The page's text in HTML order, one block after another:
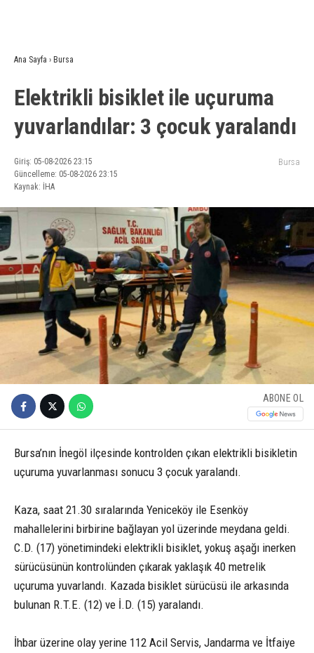
Ana Sayfa › Bursa
Elektrikli bisiklet ile uçuruma
yuvarlandılar: 3 çocuk yaralandı
Giriş: 05-08-2026 23:15
Güncelleme: 05-08-2026 23:15
Kaynak: İHA
Bursa
ABONE OL
Bursa’nın İnegöl ilçesinde kontrolden çıkan elektrikli bisikletin
uçuruma yuvarlanması sonucu 3 çocuk yaralandı.
Kaza, saat 21.30 sıralarında Yeniceköy ile Esenköy
mahallelerini birbirine bağlayan yol üzerinde meydana geldi.
C.D. (17) yönetimindeki elektrikli bisiklet, yokuş aşağı inerken
sürücüsünün kontrolünden çıkarak yaklaşık 40 metrelik
uçuruma yuvarlandı. Kazada bisiklet sürücüsü ile arkasında
bulunan R.T.E. (12) ve İ.D. (15) yaralandı.
İhbar üzerine olay yerine 112 Acil Servis, Jandarma ve İtfaiye